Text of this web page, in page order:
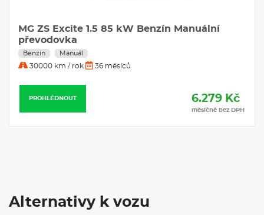
MG ZS Excite 1.5 85 kW Benzín Manuální
převodovka
Benzín Manuál
30000 km / rok 36 měsíců
PROHLÉDNOUT 6.279 Kč
měsíčně bez DPH
Alternativy k vozu